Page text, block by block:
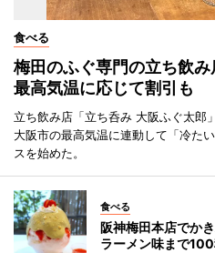
食べる
梅田のふぐ専門の立ち飲
最高気温に応じて割引も
立ち飲み店「立ち呑み 大阪ふぐ太郎
大阪市の最高気温に連動して「冷た
スを始めた。
食べる
阪神梅田本店でか
ラーメン味まで